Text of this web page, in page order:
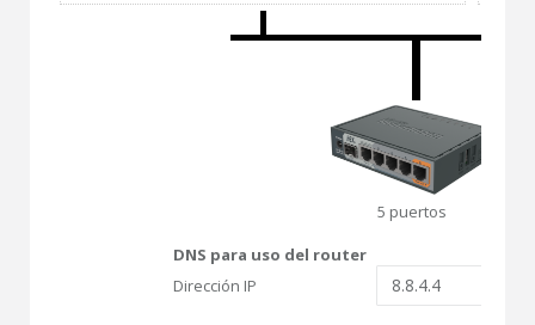
5 puertos
DNS para uso del router
Dirección IP